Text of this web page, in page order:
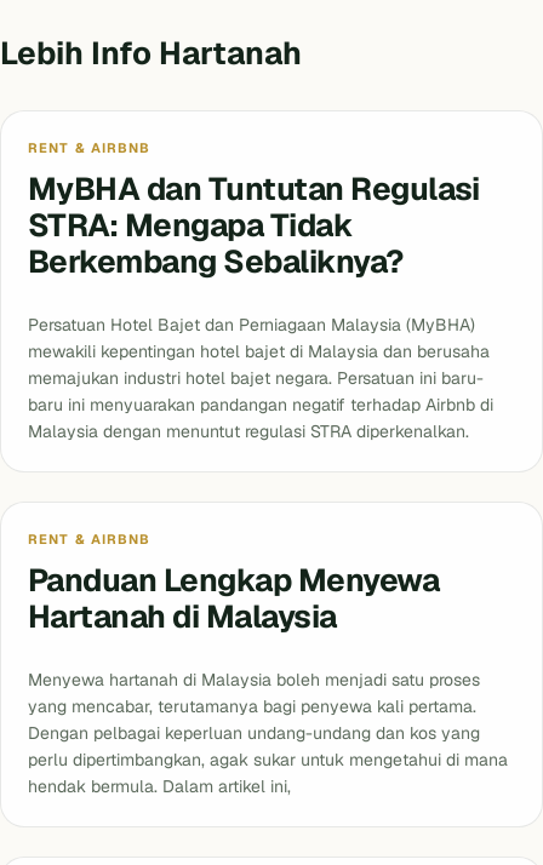
Lebih Info Hartanah
RENT & AIRBNB
MyBHA dan Tuntutan Regulasi
STRA: Mengapa Tidak
Berkembang Sebaliknya?
Persatuan Hotel Bajet dan Perniagaan Malaysia (MyBHA)
mewakili kepentingan hotel bajet di Malaysia dan berusaha
memajukan industri hotel bajet negara. Persatuan ini baru-
baru ini menyuarakan pandangan negatif terhadap Airbnb di
Malaysia dengan menuntut regulasi STRA diperkenalkan.
RENT & AIRBNB
Panduan Lengkap Menyewa
Hartanah di Malaysia
Menyewa hartanah di Malaysia boleh menjadi satu proses
yang mencabar, terutamanya bagi penyewa kali pertama.
Dengan pelbagai keperluan undang-undang dan kos yang
perlu dipertimbangkan, agak sukar untuk mengetahui di mana
hendak bermula. Dalam artikel ini,